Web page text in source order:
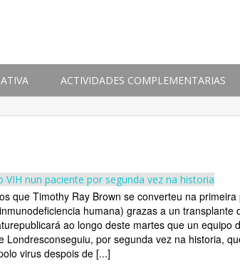
ACTIVIDADES COMPLEMENTARIAS
VIH nun paciente por segunda vez na historia
que Timothy Ray Brown se converteu na
humana) grazas a un transplante
ao longo deste martes que un equipo
Londresconseguiu, por segunda vez na historia,
virus despois de [...]